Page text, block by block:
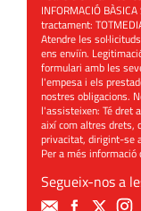
INFORMACIÓ
tractament:
Atendre les
ens enviïn.
formulari amb les
l'empesa i els
nostres obligacions.
l'assisteixen: Té dret
així com altres drets,
privacitat, dirigint-se
Per a més informació
Segueix-nos a